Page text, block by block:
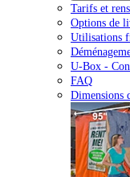
Tarifs et
Options de
Utilisations
U-Box -
FAQ
Dimensions